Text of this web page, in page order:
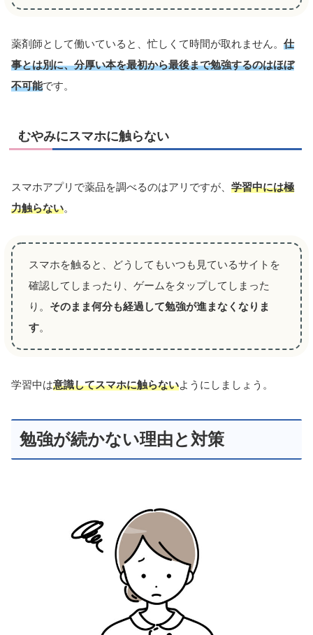
薬剤師として働いていると、忙しくて時間が取れません。 仕
事とは別に、分厚い本を最初から最後まで勉強するのはほぼ
不可能です。
むやみにスマホに触らない
スマホアプリで薬品を調べるのはアリですが、 学習中には極
力触らない。
スマホを触ると、どうしてもいつも見ているサイトを
確認してしまったり、ゲームをタップしてしまった
り。 そのまま何分も経過して勉強が進まなくなりま
す。
学習中は意識してスマホに触らないようにしましょう。
勉強が続かない理由と対策